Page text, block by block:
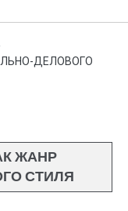
ДЕЛОВОГО
ЖАНР
СТИЛЯ